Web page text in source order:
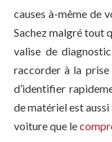
causes à-même de
Sachez malgré tout
valise de
raccorder à la
d’identifier
de matériel est aussi
voiture que le